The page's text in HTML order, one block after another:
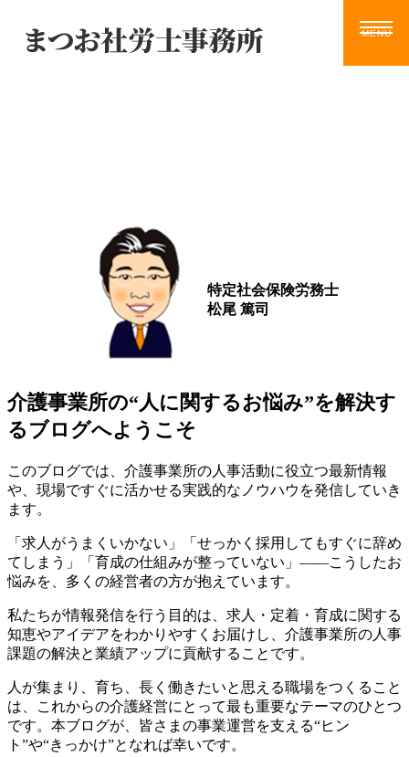
特定社会保険労務士
松尾 篤司
介護事業所の“人に関するお悩み”を解決す
るブログへようこそ
このブログでは、介護事業所の人事活動に役立つ最新情報
や、現場ですぐに活かせる実践的なノウハウを発信していき
ます。
「求人がうまくいかない」「せっかく採用してもすぐに辞め
てしまう」「育成の仕組みが整っていない」――こうしたお
悩みを、多くの経営者の方が抱えています。
私たちが情報発信を行う目的は、求人・定着・育成に関する
知恵やアイデアをわかりやすくお届けし、介護事業所の人事
課題の解決と業績アップに貢献することです。
人が集まり、育ち、長く働きたいと思える職場をつくること
は、これからの介護経営にとって最も重要なテーマのひとつ
です。本ブログが、皆さまの事業運営を支える“ヒン
ト”や“きっかけ”となれば幸いです。